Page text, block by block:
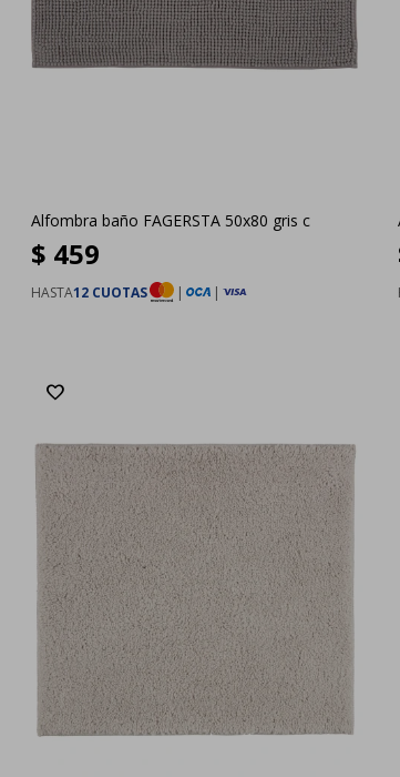
Alfombra baño FAGERSTA 50x80 gris c
$ 459
HASTA12 CUOTAS | |